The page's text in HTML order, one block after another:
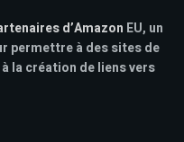
d’Amazon EU, un
permettre à des sites de
la création de liens vers